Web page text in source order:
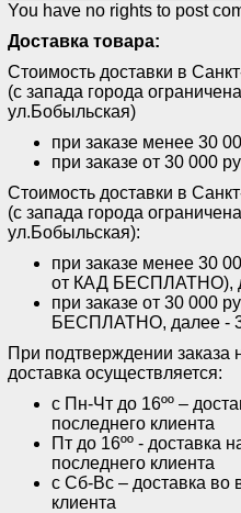
You have no rights to post
Доставка товара:
Стоимость доставки в
(с запада города
ул.Бобыльская)
при заказе менее 30
при заказе от 30 000
Стоимость доставки в
(с запада города
ул.Бобыльская):
при заказе менее 30
от КАД БЕСПЛАТНО),
при заказе от 30 000
БЕСПЛАТНО, далее -
При подтверждении заказа
доставка осуществляется:
с Пн-Чт до 16ºº –
последнего клиента
Пт до 16ºº - доставка
последнего клиента
с Сб-Вс – доставка во
клиента